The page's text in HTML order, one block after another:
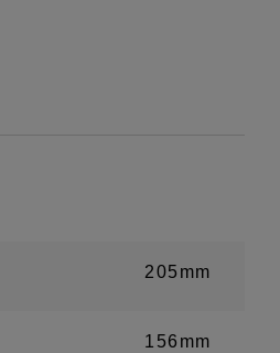
205mm
156mm